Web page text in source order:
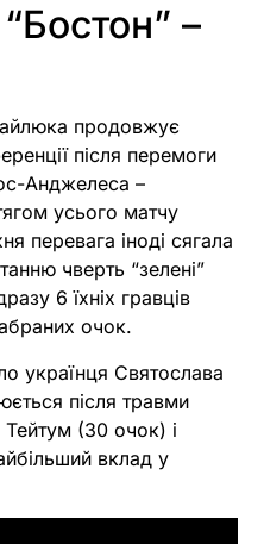
–
продовжує
після перемоги
Анджелеса –
усього матчу
перевага іноді сягала
чверть “зелені”
6 їхніх гравців
очок.
українця Святослава
після травми
Тейтум (30 очок) і
вклад у